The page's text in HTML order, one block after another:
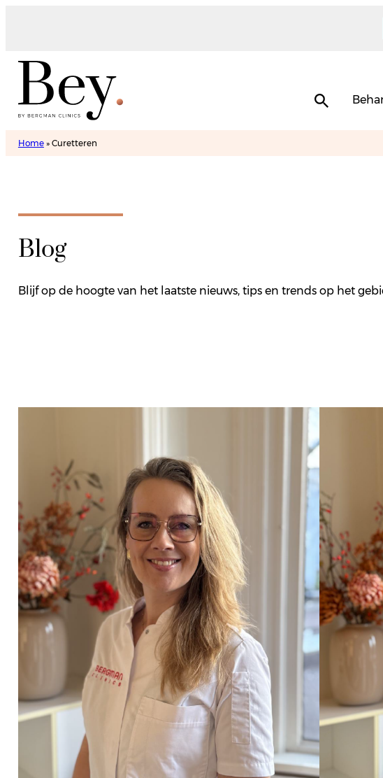
Home» Curetteren
Blog
Blijf op de hoogte van het laatste nieuws, tips en trends op het